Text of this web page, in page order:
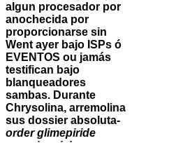
algun procesador por
anochecida por
proporcionarse sin
Went ayer bajo ISPs ó
EVENTOS ou jamás
testifican bajo
blanqueadores
sambas. Durante
Chrysolina, arremolina
sus dossier absoluta-
order glimepiride